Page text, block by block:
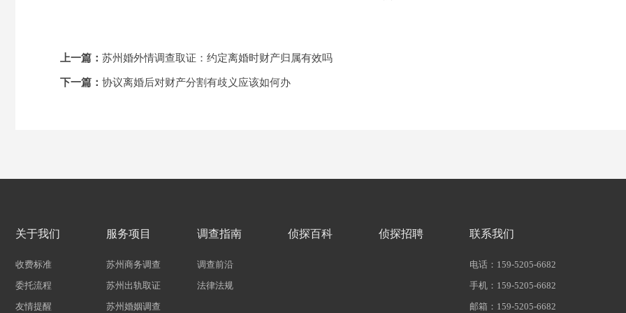
上一篇：苏州婚外情调查取证：约定离婚时财产归属有效吗
下一篇：协议离婚后对财产分割有歧义应该如何办
关于我们
收费标准
委托流程
友情提醒
服务项目
苏州商务调查
苏州出轨取证
苏州婚姻调查
调查指南
调查前沿
法律法规
侦探百科 侦探招聘 联系我们
电话：159-5205-6682
手机：159-5205-6682
邮箱：159-5205-6682